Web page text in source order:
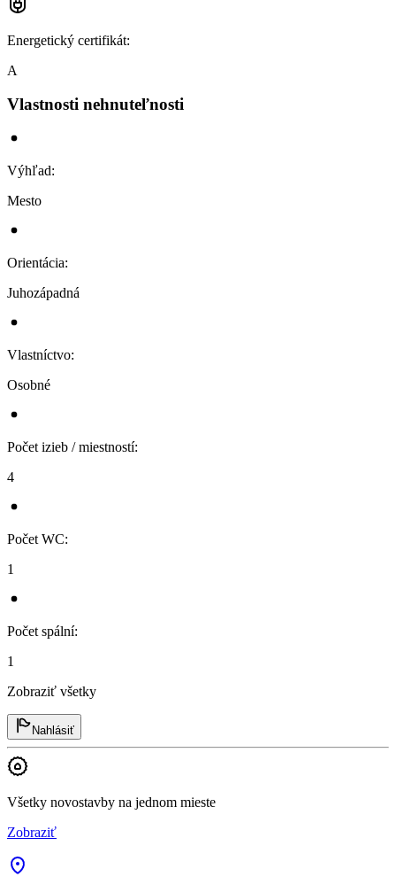
Energetický certifikát:
A
Vlastnosti nehnuteľnosti
Výhľad:
Mesto
Orientácia:
Juhozápadná
Vlastníctvo:
Osobné
Počet izieb / miestností:
4
Počet WC:
1
Počet spální:
1
Zobraziť všetky
Nahlásiť
Všetky novostavby na jednom mieste
Zobraziť